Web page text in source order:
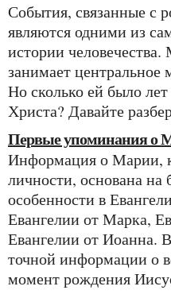
События, связанные с рождением Христа,
являются одними из
истории
занимает центральное
Но сколько ей было
Христа? Давайте
Первые упоминания о
Информация о Марии, как исторической
личности, основана на
особенности в
Евангелии от Марка,
Евангелии от Иоанна.
точной информации о
момент рождения